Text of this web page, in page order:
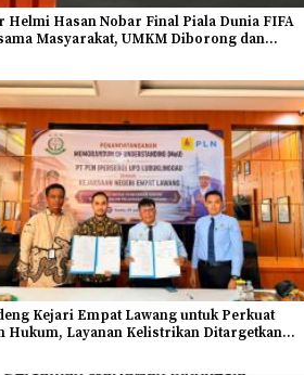
Helmi Hasan Nobar Final Piala Dunia FIFA
Masyarakat, UMKM Diborong dan
Kejari Empat Lawang untuk Perkuat
Hukum, Layanan Kelistrikan Ditargetkan